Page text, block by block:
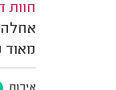
חוות
מאוד